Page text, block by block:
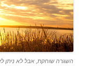
השגרה שוחקת, אבל לא ניתן